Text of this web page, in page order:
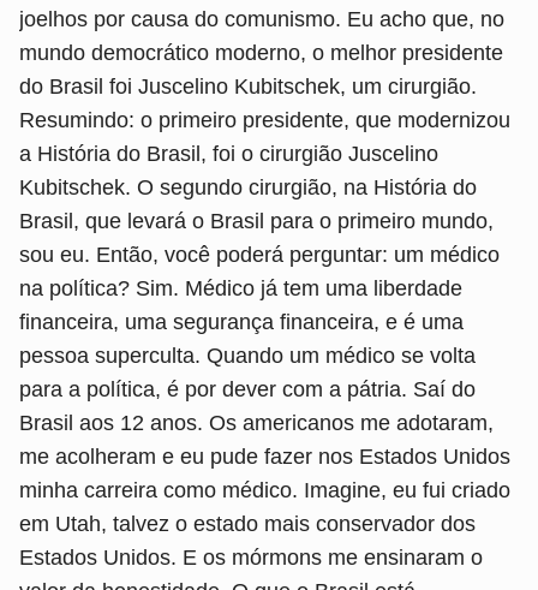
joelhos por causa do comunismo. Eu acho que, no
mundo democrático moderno, o melhor presidente
do Brasil foi Juscelino Kubitschek, um cirurgião.
Resumindo: o primeiro presidente, que modernizou
a História do Brasil, foi o cirurgião Juscelino
Kubitschek. O segundo cirurgião, na História do
Brasil, que levará o Brasil para o primeiro mundo,
sou eu. Então, você poderá perguntar: um médico
na política? Sim. Médico já tem uma liberdade
financeira, uma segurança financeira, e é uma
pessoa superculta. Quando um médico se volta
para a política, é por dever com a pátria. Saí do
Brasil aos 12 anos. Os americanos me adotaram,
me acolheram e eu pude fazer nos Estados Unidos
minha carreira como médico. Imagine, eu fui criado
em Utah, talvez o estado mais conservador dos
Estados Unidos. E os mórmons me ensinaram o